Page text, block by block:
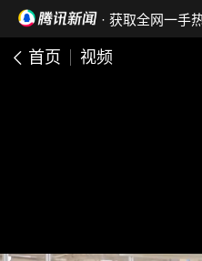
· 获取全网一手
首页 视频